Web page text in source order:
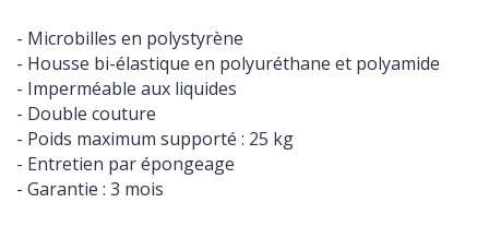
- Microbilles en polystyrène
- Housse bi-élastique en polyuréthane et polyamide
- Imperméable aux liquides
- Double couture
- Poids maximum supporté : 25 kg
- Entretien par épongeage
- Garantie : 3 mois